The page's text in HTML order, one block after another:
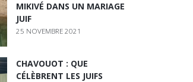
MIKIVÉ DANS UN MARIAGE
JUIF
25 NOVEMBRE 2021
CHAVOUOT : QUE
CÉLÈBRENT LES JUIFS